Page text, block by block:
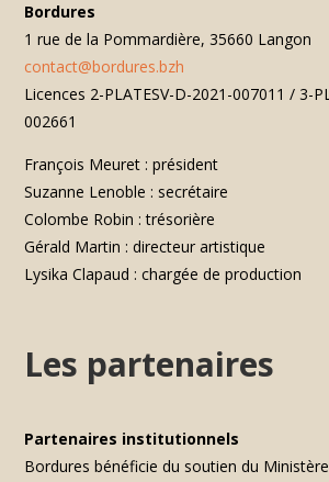
Bordures
1 rue de la Pommardière, 35660 Langon
contact@bordures.bzh
Licences 2-PLATESV-D-2021-007011 / 3-
002661
François Meuret : président
Suzanne Lenoble : secrétaire
Colombe Robin : trésorière
Gérald Martin : directeur artistique
Lysika Clapaud : chargée de production
Les partenaires
Partenaires institutionnels
Bordures bénéficie du soutien du